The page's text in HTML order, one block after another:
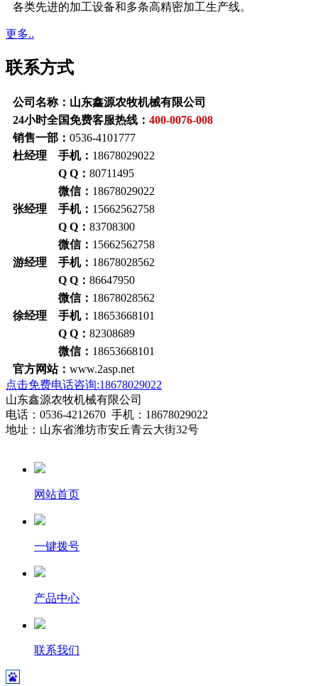
各类先进的加工设备和多条高精密加工生产线。
更多..
联系方式
公司名称：山东鑫源农牧机械有限公司
24小时全国免费客服热线： 400-0076-008
销售一部： 0536-4101777
杜经理 手机： 18678029022
Q Q： 80711495
微信： 18678029022
张经理 手机： 15662562758
Q Q： 83708300
微信： 15662562758
游经理 手机： 18678028562
Q Q： 86647950
微信： 18678028562
徐经理 手机： 18653668101
Q Q： 82308689
微信： 18653668101
官方网站： www.2asp.net
点击免费电话咨询:18678029022
山东鑫源农牧机械有限公司
电话：0536-4212670 手机：18678029022
地址：山东省潍坊市安丘青云大街32号
网站首页
一键拨号
产品中心
联系我们